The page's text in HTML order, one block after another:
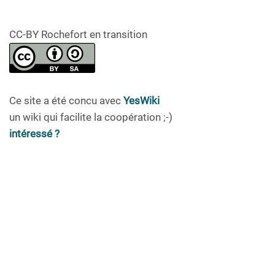
CC-BY Rochefort en transition
Ce site a été concu avec YesWiki
un wiki qui facilite la coopération ;-)
intéressé ?